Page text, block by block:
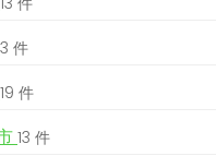
3 件
19 件
13 件